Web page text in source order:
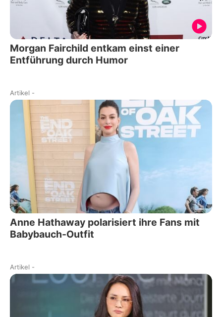
Morgan Fairchild entkam einst einer
Entführung durch Humor
Artikel -
Anne Hathaway polarisiert ihre Fans mit
Babybauch-Outfit
Artikel -